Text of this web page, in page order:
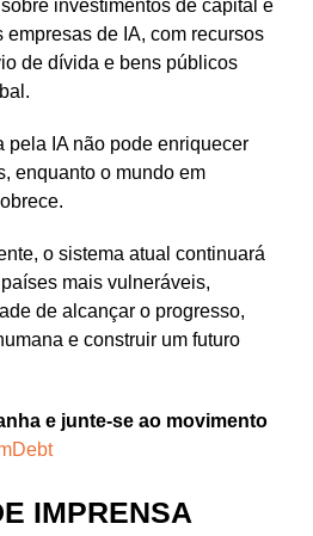
investimentos de capital e
de IA, com recursos
de dívida e bens públicos
pela IA não pode enriquecer
enquanto o mundo em
o sistema atual continuará
mais vulneráveis,
de alcançar o progresso,
e construir um futuro
e junte-se ao movimento
IMPRENSA